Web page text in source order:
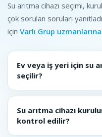
Su arıtma cihazı seçimi,
çok sorulan soruları
için Varlı Grup
Ev veya iş yeri için su
seçilir?
Su arıtma cihazı
kontrol edilir?